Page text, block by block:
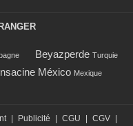
Beyazperde Turquie
México Mexique
| Publicité | CGU | CGV |